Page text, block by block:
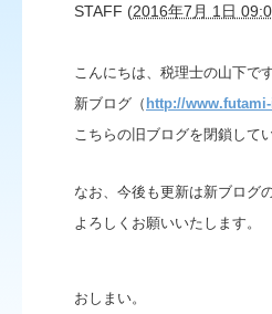
STAFF (2016年7月 1日
こんにちは、税理士の山下です
新ブログ（ http://
こちらの旧ブログを閉鎖して
なお、今後も更新は新ブログ
よろしくお願いいたします。
おしまい。